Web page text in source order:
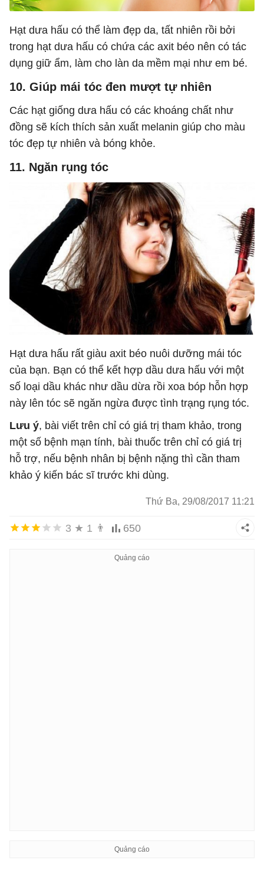
Hạt dưa hấu có thể làm đẹp da, tất nhiên rồi bởi
trong hạt dưa hấu có chứa các axit béo nên có tác
dụng giữ ẩm, làm cho làn da mềm mại như em bé.
10. Giúp mái tóc đen mượt tự nhiên
Các hạt giống dưa hấu có các khoáng chất như
đồng sẽ kích thích sản xuất melanin giúp cho màu
tóc đẹp tự nhiên và bóng khỏe.
11. Ngăn rụng tóc
Hạt dưa hấu rất giàu axit béo nuôi dưỡng mái tóc
của bạn. Bạn có thể kết hợp dầu dưa hấu với một
số loại dầu khác như dầu dừa rồi xoa bóp hỗn hợp
này lên tóc sẽ ngăn ngừa được tình trạng rụng tóc.
Lưu ý, bài viết trên chỉ có giá trị tham khảo, trong
một số bệnh mạn tính, bài thuốc trên chỉ có giá trị
hỗ trợ, nếu bệnh nhân bị bệnh nặng thì cần tham
khảo ý kiến bác sĩ trước khi dùng.
Thứ Ba, 29/08/2017 11:21
3 ★ 1 👨 650